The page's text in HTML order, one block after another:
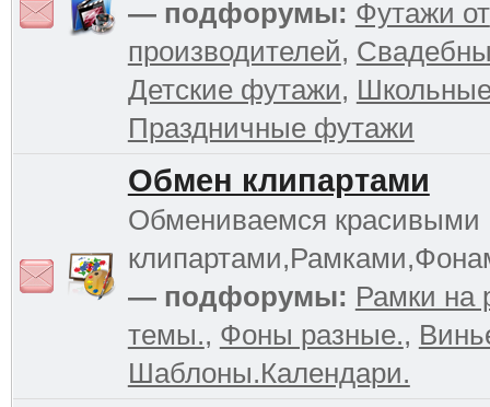
— подфорумы: Футажи от
производителей,
Детские футажи,
Праздничные футажи
Обмен клипартами
Обмениваемся красивыми
— подфорумы: Рамки на
темы., Фоны разные.,
Шаблоны.Календари.